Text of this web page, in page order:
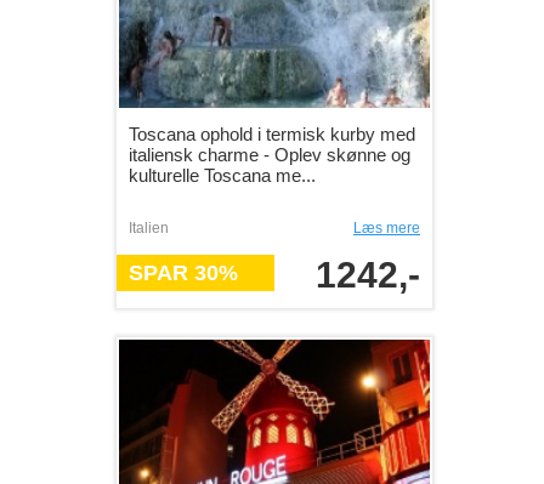
Toscana ophold i termisk kurby med
italiensk charme - Oplev skønne og
kulturelle Toscana me...
Italien Læs mere
SPAR 30% 1242,-